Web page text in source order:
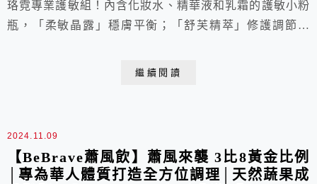
珞霓專業護敏組！內含化妝水、精華液和乳霜的護敏小粉
瓶，「柔敏晶露」穩膚平衡；「舒芙精萃」修護調節；
繼續閱讀
2024.11.09
【BeBrave蕭風飲】蕭風來襲 3比8黃金比例
│專為華人體質打造全方位調理│天然蔬果成